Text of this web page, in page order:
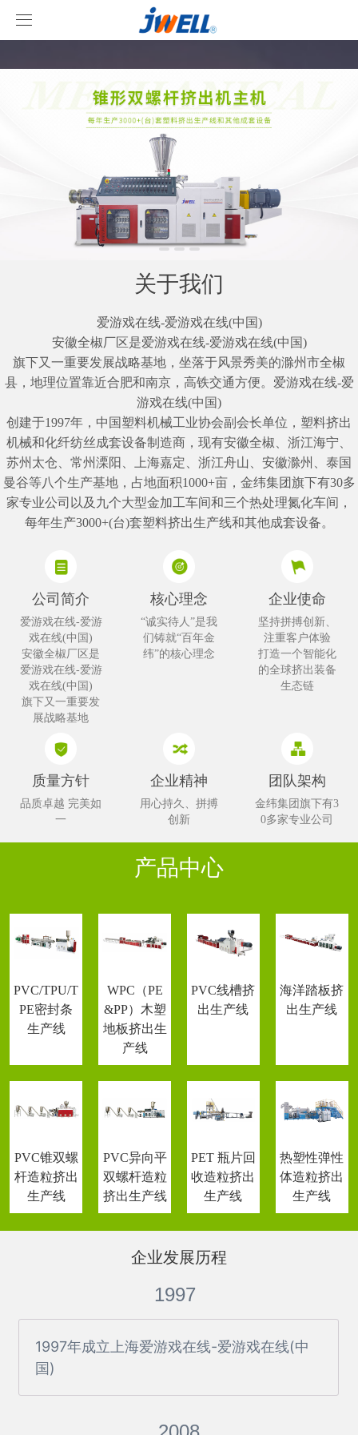
爱游戏在线
挤出机系列
型材线系列
客户视频
爱游戏在线
关于我们
爱游戏在线-爱游戏在线(中国)
安徽全椒厂区是爱游戏在线-爱游戏在线(中国)
旗下又一重要发展战略基地，坐落于风景秀美的滁州市全椒
县，地理位置靠近合肥和南京，高铁交通方便。爱游戏在线-爱
游戏在线(中国)
创建于1997年，中国塑料机械工业协会副会长单位，塑料挤出
机械和化纤纺丝成套设备制造商，现有安徽全椒、浙江海宁、
苏州太仓、常州溧阳、上海嘉定、浙江舟山、安徽滁州、泰国
曼谷等八个生产基地，占地面积1000+亩，金纬集团旗下有30多
家专业公司以及九个大型金加工车间和三个热处理氮化车间，
每年生产3000+(台)套塑料挤出生产线和其他成套设备。
公司简介
爱游戏在线-爱游
戏在线(中国)
安徽全椒厂区是
爱游戏在线-爱游
戏在线(中国)
旗下又一重要发
展战略基地
核心理念
“诚实待人”是我
们铸就“百年金
纬”的核心理念
企业使命
坚持拼搏创新、
注重客户体验
打造一个智能化
的全球挤出装备
生态链
质量方针
品质卓越 完美如
一
企业精神
用心持久、拼搏
创新
团队架构
金纬集团旗下有3
0多家专业公司
产品中心
PVC/TPU/T
PE密封条
生产线
WPC（PE
&PP）木塑
地板挤出生
产线
PVC线槽挤
出生产线
海洋踏板挤
出生产线
PVC锥双螺
杆造粒挤出
生产线
PVC异向平
双螺杆造粒
挤出生产线
PET 瓶片回
收造粒挤出
生产线
热塑性弹性
体造粒挤出
生产线
企业发展历程
1997
1997年成立上海爱游戏在线-爱游戏在线(中
国)